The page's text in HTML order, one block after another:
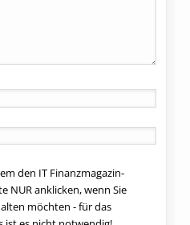
den IT Finanzmagazin-
NUR anklicken, wenn Sie
möchten - für das